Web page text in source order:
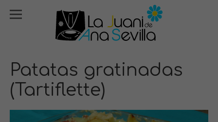
Patatas gratinadas
(Tartiflette)